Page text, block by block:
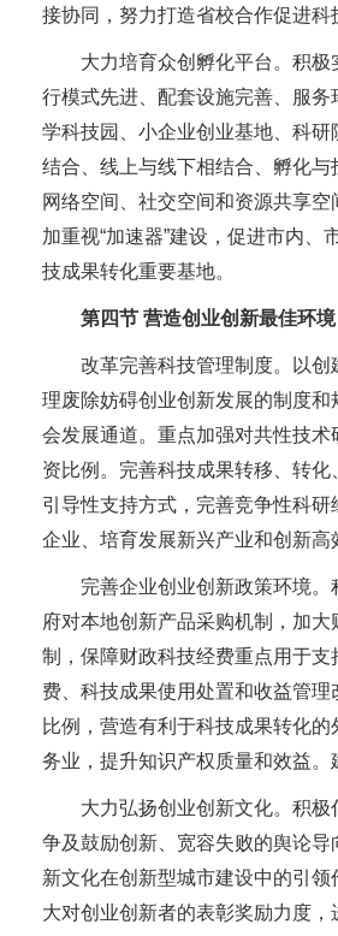
接协同，努力打造省校合作促进科
大力培育众创孵化平台。积极实
行模式先进、配套设施完善、服
学科技园、小企业创业基地、科
结合、线上与线下相结合、孵化与
网络空间、社交空间和资源共享
加重视“加速器”建设，促进市内
技成果转化重要基地。
第四节 营造创业创新最佳环境
改革完善科技管理制度。以创
理废除妨碍创业创新发展的制度
会发展通道。重点加强对共性技
资比例。完善科技成果转移、转
引导性支持方式，完善竞争性科
企业、培育发展新兴产业和创新高
完善企业创业创新政策环境。
府对本地创新产品采购机制，加
制，保障财政科技经费重点用于
费、科技成果使用处置和收益管
比例，营造有利于科技成果转化
务业，提升知识产权质量和效益。
大力弘扬创业创新文化。积极
争及鼓励创新、宽容失败的舆论
新文化在创新型城市建设中的引
大对创业创新者的表彰奖励力度